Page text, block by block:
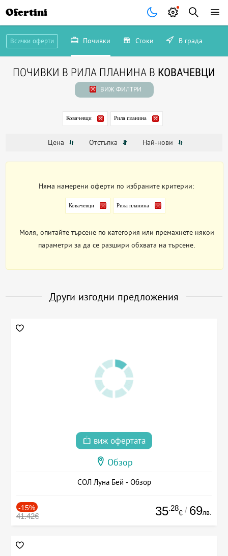
Ofertini
Всички оферти Почивки Стоки В града
ПОЧИВКИ В РИЛА ПЛАНИНА В КОВАЧЕВЦИ
ВИЖ ФИЛТРИ
Ковачевци Рила планина
Цена Отстъпка Най-нови
Няма намерени оферти по избраните критерии:
Ковачевци Рила планина
Моля, опитайте търсене по категория или премахнете някои
параметри за да се разшири обхвата на търсене.
Други изгодни предложения
виж офертата
Обзор
СОЛ Луна Бей - Обзор
-15%
41.42€ 35.28
€ / 69лв.